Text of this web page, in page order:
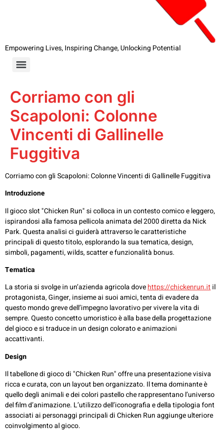
Empowering Lives, Inspiring Change, Unlocking Potential
Corriamo con gli
Scapoloni: Colonne
Vincenti di Gallinelle
Fuggitiva
Corriamo con gli Scapoloni: Colonne Vincenti di Gallinelle Fuggitiva
Introduzione
Il gioco slot "Chicken Run" si colloca in un contesto comico e leggero,
ispirandosi alla famosa pellicola animata del 2000 diretta da Nick
Park. Questa analisi ci guiderà attraverso le caratteristiche
principali di questo titolo, esplorando la sua tematica, design,
simboli, pagamenti, wilds, scatter e funzionalità bonus.
Tematica
La storia si svolge in un’azienda agricola dovehttps://chickenrun.itil
protagonista, Ginger, insieme ai suoi amici, tenta di evadere da
questo mondo greve dell’impegno lavorativo per vivere la vita di
sempre. Questo concetto umoristico è alla base della progettazione
del gioco e si traduce in un design colorato e animazioni
accattivanti.
Design
Il tabellone di gioco di "Chicken Run" offre una presentazione visiva
ricca e curata, con un layout ben organizzato. Il tema dominante è
quello degli animali e dei colori pastello che rappresentano l’universo
del film d’animazione. L’utilizzo dell’iconografia e della tipologia font
associati ai personaggi principali di Chicken Run aggiunge ulteriore
coinvolgimento al gioco.